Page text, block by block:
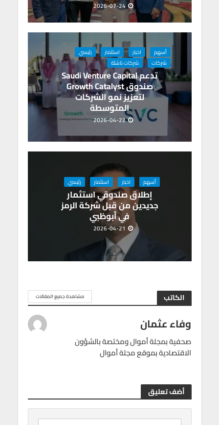
2026-07-24
أسهم اخبار استثمار
رئيسي
شركات
شركات ناشئة
تدعم Saudi Venture Capital
صندوق Growth Catalyst
لتعزيز نمو الشركات
المتوسطة
2026-04-22
أسهم اخبار استثمار رئيسي
إطلاق صندوقي استثمار
جديدين من قبل شركة الرمز
في أبوظبي
2026-04-21
الكاتب مشاهدة جميع المقالات
وفاء عثمان
صحفية بمجلة أموال ومختصة بالشؤون
الاقتصادية بموقع مجلة أموال
أضف تعليق